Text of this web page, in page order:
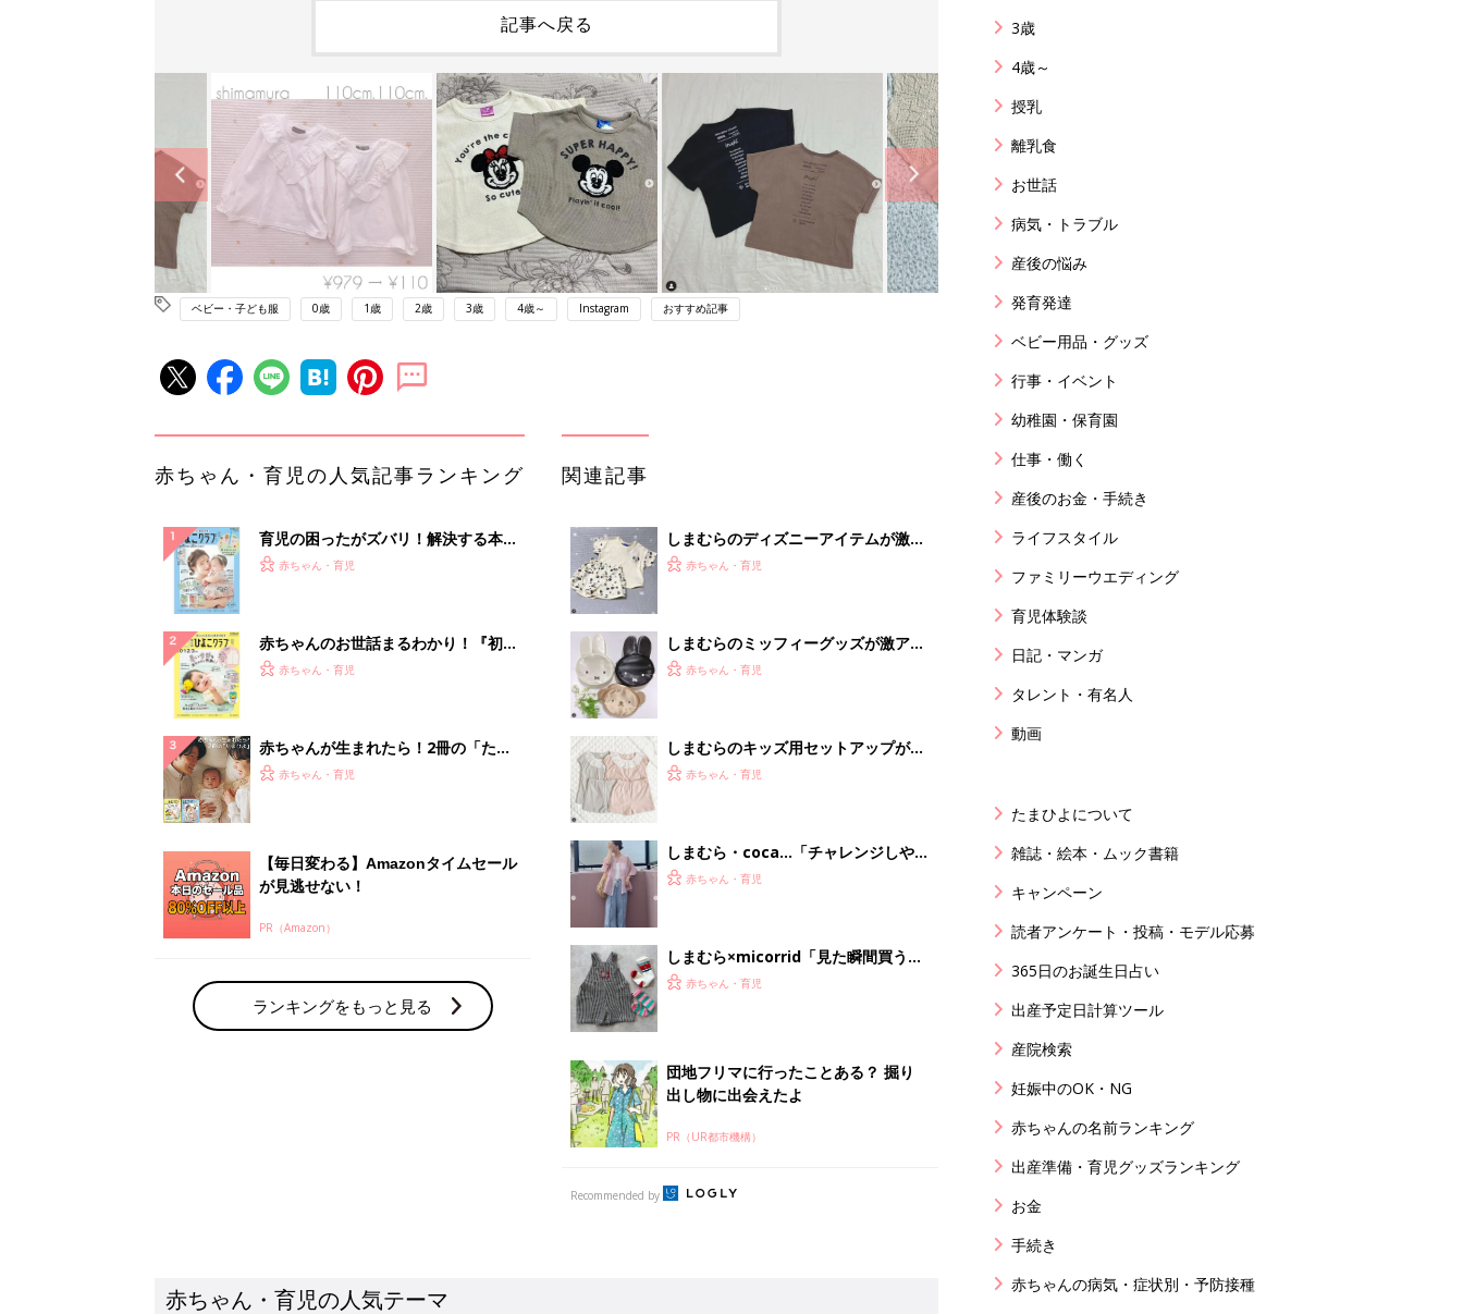
記事へ戻る
ベビー・子ども服 0歳 1歳 2歳 3歳 4歳～ Instagram おすすめ記事
赤ちゃん・育児の人気記事ランキング
育児の困ったがズバリ！解決する本
『ひよこクラブ 夏号』 4カ月～2才
赤ちゃん・育児
赤ちゃんのお世話まるわかり！『初め
てのひよこクラブ 夏号』〈巻頭大特
赤ちゃん・育児
赤ちゃんが生まれたら！2冊の「たま
ひよ」
赤ちゃん・育児
【毎日変わる】Amazonタイムセール
が見逃せない！
PR（Amazon）
ランキングをもっと見る
関連記事
しまむらのディズニーアイテムが激か
わ！大人気売れ筋5選
赤ちゃん・育児
しまむらのミッフィーグッズが激アツ
すぎる！指名買い5選
赤ちゃん・育児
しまむらのキッズ用セットアップが激
かわ！おすすめ5選
赤ちゃん・育児
しまむら・coca…「チャレンジしや
すい色味」「配色が神」プチプラブラ
赤ちゃん・育児
しまむら×micorrid「見た瞬間買うっ
て決めてた」「配色が好みすぎる」品
赤ちゃん・育児
団地フリマに行ったことある？ 掘り
出し物に出会えたよ
PR（UR都市機構）
Recommended by
赤ちゃん・育児の人気テーマ
3歳
4歳～
授乳
離乳食
お世話
病気・トラブル
産後の悩み
発育発達
ベビー用品・グッズ
行事・イベント
幼稚園・保育園
仕事・働く
産後のお金・手続き
ライフスタイル
ファミリーウエディング
育児体験談
日記・マンガ
タレント・有名人
動画
たまひよについて
雑誌・絵本・ムック書籍
キャンペーン
読者アンケート・投稿・モデル応募
365日のお誕生日占い
出産予定日計算ツール
産院検索
妊娠中のOK・NG
赤ちゃんの名前ランキング
出産準備・育児グッズランキング
お金
手続き
赤ちゃんの病気・症状別・予防接種